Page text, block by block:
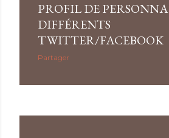
PROFIL DE
DIFFÉRENTS
TWITTER/FACEBOOK
Partager